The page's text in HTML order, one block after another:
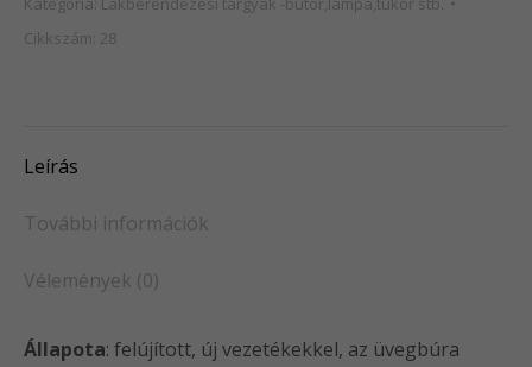
Cikkszám: 28
Leírás
További információk
Vélemények (0)
Állapota: felújított, új vezetékekkel, az üvegbúra